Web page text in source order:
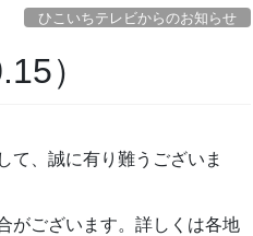
ひこいちテレビからのお知らせ
）
て、誠に有り難うございま
がございます。詳しくは各地